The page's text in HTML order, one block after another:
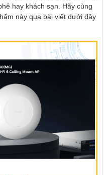
hay khách sạn. Hãy cùng
này qua bài viết dưới đây